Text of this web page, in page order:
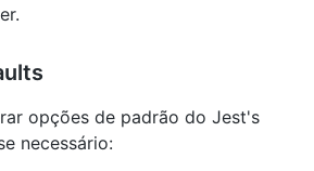
opções de padrão do Jest's
necessário: